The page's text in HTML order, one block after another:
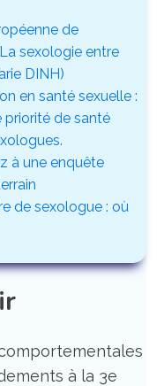
de
sexologie entre
DINH)
en santé sexuelle :
de santé
à une enquête
de sexologue : où
à la 3e